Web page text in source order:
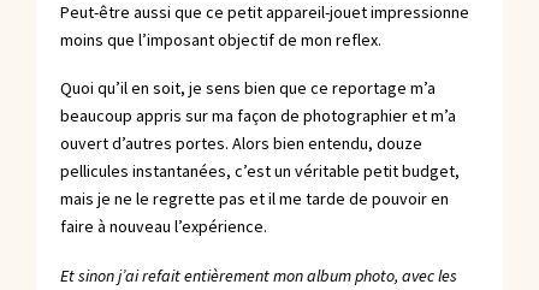
Peut-être aussi que ce petit appareil-jouet impressionne
moins que l’imposant objectif de mon reflex.
Quoi qu’il en soit, je sens bien que ce reportage m’a
beaucoup appris sur ma façon de photographier et m’a
ouvert d’autres portes. Alors bien entendu, douze
pellicules instantanées, c’est un véritable petit budget,
mais je ne le regrette pas et il me tarde de pouvoir en
faire à nouveau l’expérience.
Et sinon j’ai refait entièrementmon album photo, avec les